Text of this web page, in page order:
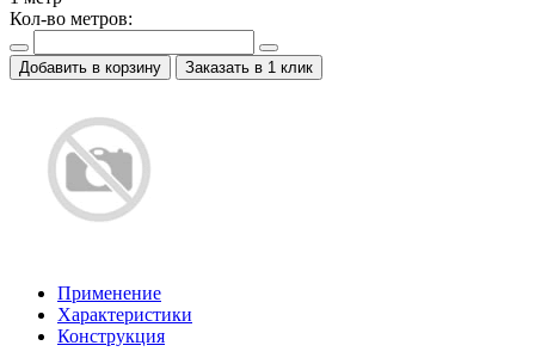
Кол-во метров:
Добавить в корзину Заказать в 1 клик
Применение
Характеристики
Конструкция